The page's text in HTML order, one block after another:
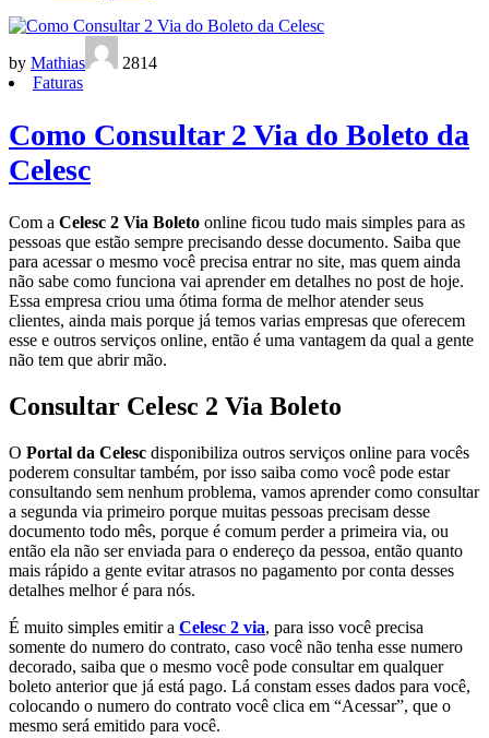
by Mathias
2814
Faturas
Como Consultar 2 Via do Boleto da
Celesc
Com a Celesc 2 Via Boleto online ficou tudo mais simples para as
pessoas que estão sempre precisando desse documento. Saiba que
para acessar o mesmo você precisa entrar no site, mas quem ainda
não sabe como funciona vai aprender em detalhes no post de hoje.
Essa empresa criou uma ótima forma de melhor atender seus
clientes, ainda mais porque já temos varias empresas que oferecem
esse e outros serviços online, então é uma vantagem da qual a gente
não tem que abrir mão.
Consultar Celesc 2 Via Boleto
O Portal da Celesc disponibiliza outros serviços online para vocês
poderem consultar também, por isso saiba como você pode estar
consultando sem nenhum problema, vamos aprender como consultar
a segunda via primeiro porque muitas pessoas precisam desse
documento todo mês, porque é comum perder a primeira via, ou
então ela não ser enviada para o endereço da pessoa, então quanto
mais rápido a gente evitar atrasos no pagamento por conta desses
detalhes melhor é para nós.
É muito simples emitir a Celesc 2 via, para isso você precisa
somente do numero do contrato, caso você não tenha esse numero
decorado, saiba que o mesmo você pode consultar em qualquer
boleto anterior que já está pago. Lá constam esses dados para você,
colocando o numero do contrato você clica em “Acessar”, que o
mesmo será emitido para você.